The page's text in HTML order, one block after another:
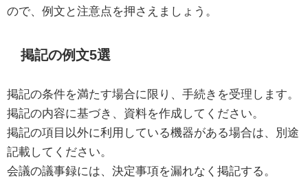
ので、例文と注意点を押さえましょう。
掲記の例文5選
掲記の条件を満たす場合に限り、手続きを受理します。
掲記の内容に基づき、資料を作成してください。
掲記の項目以外に利用している機器がある場合は、別途
記載してください。
会議の議事録には、決定事項を漏れなく掲記する。